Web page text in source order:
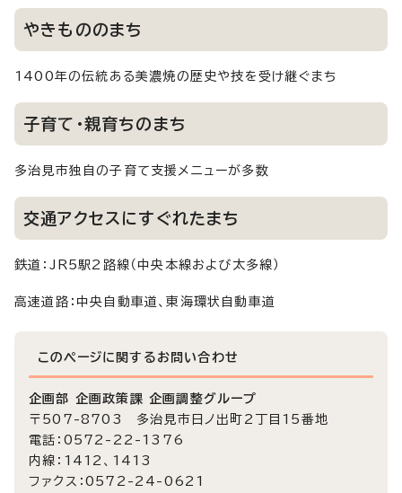
やきもののまち
1400年の伝統ある美濃焼の歴史や技を受け継ぐまち
子育て・親育ちのまち
多治見市独自の子育て支援メニューが多数
交通アクセスにすぐれたまち
鉄道：JR5駅2路線（中央本線および太多線）
高速道路：中央自動車道、東海環状自動車道
このページに関する お問い合わせ
企画部 企画政策課 企画調整グループ
〒507-8703 多治見市日ノ出町2丁目15番地
電話：0572-22-1376
内線：1412、1413
ファクス：0572-24-0621